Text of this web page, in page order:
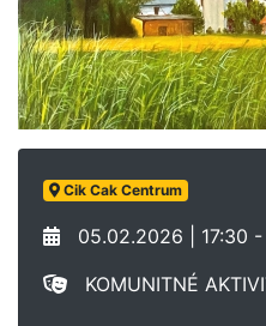
Cik Cak Centrum
05.02.2026 | 17:30
KOMUNITNÉ